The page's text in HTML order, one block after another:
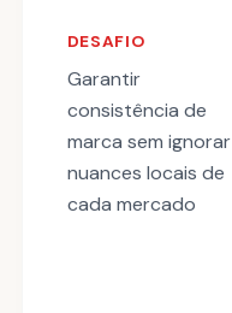
DESAFIO
Garantir
consistência de
marca sem ignorar
nuances locais de
cada mercado